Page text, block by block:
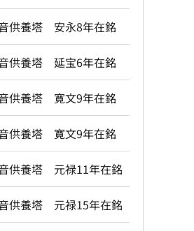
供養塔 安永8年在銘
供養塔 延宝6年在銘
供養塔 寛文9年在銘
供養塔 寛文9年在銘
供養塔 元禄11年在銘
供養塔 元禄15年在銘